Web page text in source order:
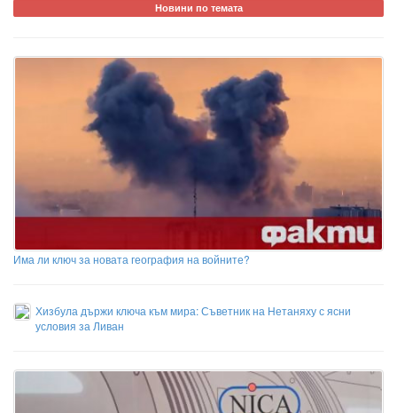
Новини по темата
Има ли ключ за новата география на войните?
Хизбула държи ключа към мира: Съветник на Нетаняху с ясни
условия за Ливан